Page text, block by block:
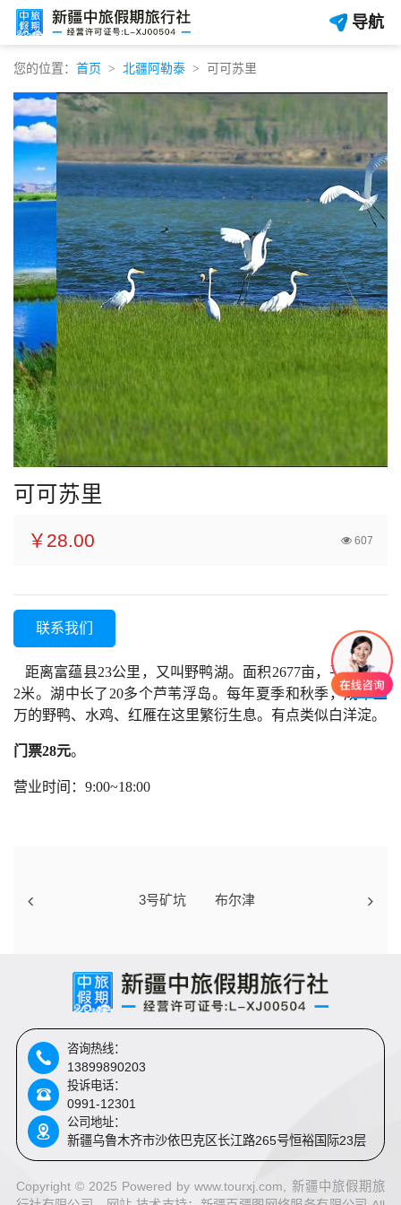
导航
您的位置： 首页 北疆阿勒泰 可可苏里
可可苏里
￥28.00 607
联系我们
距离富蕴县23公里，又叫野鸭湖。面积2677亩，平均水深
2米。湖中长了20多个芦苇浮岛。每年夏季和秋季，成千上
万的野鸭、水鸡、红雁在这里繁衍生息。有点类似白洋淀。
门票28元。
营业时间：9:00~18:00
3号矿坑 布尔津
咨询热线：
13899890203
投诉电话：
0991-12301
公司地址：
新疆乌鲁木齐市沙依巴克区长江路265号恒裕国际23层
Copyright © 2025 Powered by www.tourxj.com, 新疆中旅假期旅